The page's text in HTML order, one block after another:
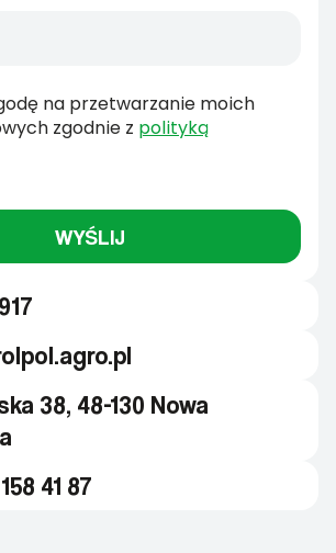
na przetwarzanie moich
zgodnie z polityką
WYŚLIJ
38, 48-130 Nowa
41 87